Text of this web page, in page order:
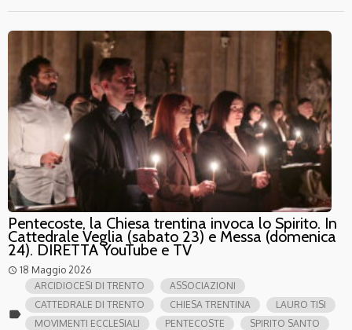
Pentecoste, la Chiesa trentina invoca lo Spirito. In
Cattedrale Veglia (sabato 23) e Messa (domenica
24). DIRETTA YouTube e TV
access_time 18 Maggio 2026
label
ARCIDIOCESI DI TRENTO
ASSOCIAZIONI
CATTEDRALE DI TRENTO
CHIESA TRENTINA
LAURO TISI
MOVIMENTI ECCLESIALI
PENTECOSTE
SPIRITO SANTO